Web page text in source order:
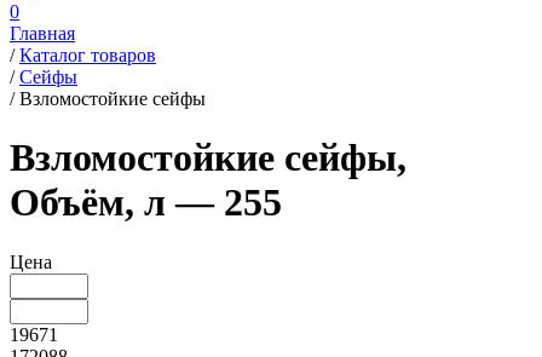
0
Главная
/ Каталог товаров
/ Сейфы
/ Взломостойкие сейфы
Взломостойкие сейфы,
Объём, л — 255
Цена
19671